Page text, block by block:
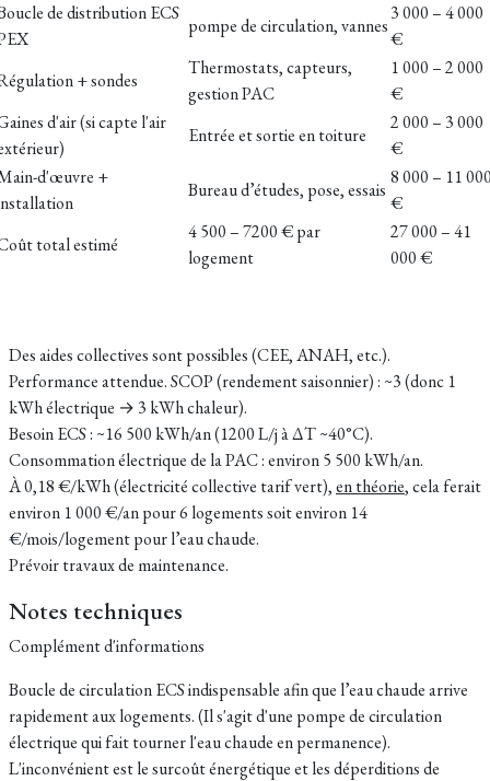
de distribution ECS
pompe de circulation, vannes
3 000 – 4 000
€
+ sondes
Thermostats, capteurs,
gestion PAC
1 000 – 2 000
€
d'air (si capte l'air
Entrée et sortie en toiture
2 000 – 3 000
€
d'œuvre +
Bureau d’études, pose, essais
8 000 – 11
€
total estimé
4 500 – 7200 € par
logement
27 000 – 41
000 €
Des aides collectives sont possibles (CEE, ANAH, etc.).
Performance attendue. SCOP (rendement saisonnier) : ~3 (donc 1
kWh électrique → 3 kWh chaleur).
Besoin ECS : ~16 500 kWh/an (1200 L/j à ΔT ~40°C).
Consommation électrique de la PAC : environ 5 500 kWh/an.
À 0,18 €/kWh (électricité collective tarif vert),en théorie, cela ferait
environ 1 000 €/an pour 6 logements soit environ 14
€/mois/logement pour l’eau chaude.
Prévoir travaux de maintenance.
Notes techniques
Complément d'informations
Boucle de circulation ECS indispensable afin que l’eau chaude arrive
rapidement aux logements. (Il s'agit d'une pompe de circulation
électrique qui fait tourner l'eau chaude en permanence).
L'inconvénient est le surcoût énergétique et les déperditions de